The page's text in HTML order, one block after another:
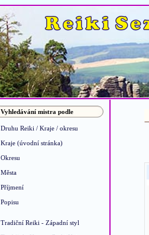
Vyhledávání mistra podle
Druhu Reiki / Kraje / okresu
Kraje (úvodní stránka)
Okresu
Města
Příjmení
Popisu
Tradiční Reiki - Západní styl